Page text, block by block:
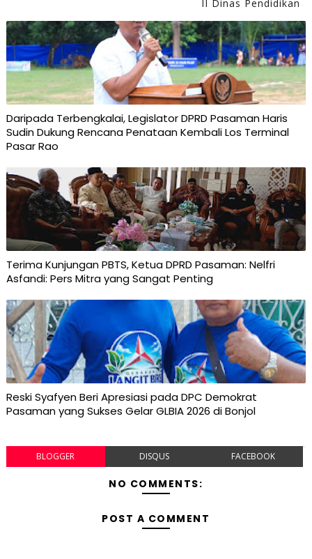
II Dinas Pendidikan
Daripada Terbengkalai, Legislator DPRD Pasaman Haris
Sudin Dukung Rencana Penataan Kembali Los Terminal
Pasar Rao
Terima Kunjungan PBTS, Ketua DPRD Pasaman: Nelfri
Asfandi: Pers Mitra yang Sangat Penting
Reski Syafyen Beri Apresiasi pada DPC Demokrat
Pasaman yang Sukses Gelar GLBIA 2026 di Bonjol
BLOGGER DISQUS FACEBOOK
NO COMMENTS:
POST A COMMENT